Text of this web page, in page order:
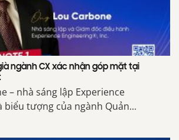
ngành CX xác nhận góp mặt tại
– nhà sáng lập Experience
biểu tượng của ngành Quản...